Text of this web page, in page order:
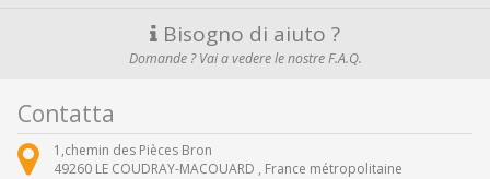
Bisogno di aiuto ?
Domande ? Vai a vedere le nostre F.A.Q.
Contatta
1,chemin des Pièces Bron
49260 LE COUDRAY-MACOUARD , France métropolitaine